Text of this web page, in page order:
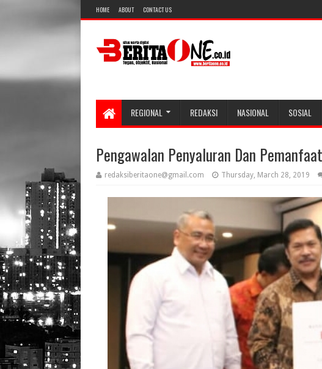
HOME ABOUT CONTACT US
REGIONAL REDAKSI NASIONAL SOSIAL
Pengawalan Penyaluran Dan
redaksiberitaone@gmail.com Thursday, March 28, 2019